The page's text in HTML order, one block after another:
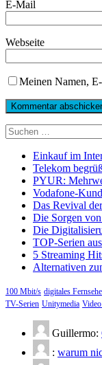
E-Mail
Webseite
Meinen Namen,
Suchen
nach:
Einkauf im
Telekom
PYUR:
Vodafone-
Das Revival
Die Sorgen
Die
TOP-Serien
5 Streaming
Alternativen
100 Mbit/s digitales
TV-Serien Unitymedia
Guillermo:
: warum